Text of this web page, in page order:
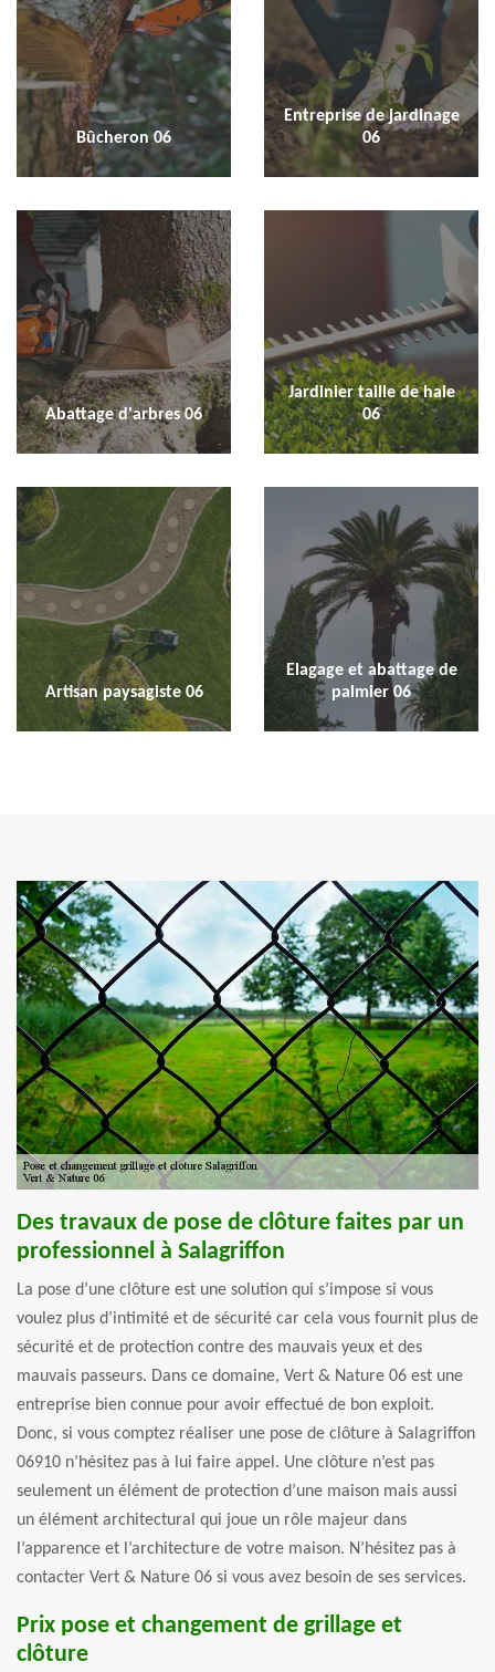
Bûcheron 06
Entreprise de jardinage
06
Abattage d'arbres 06
Jardinier taille de haie
06
Artisan paysagiste 06
Elagage et abattage de
palmier 06
Des travaux de pose de clôture faites par un
professionnel à Salagriffon
La pose d’une clôture est une solution qui s’impose si vous
voulez plus d’intimité et de sécurité car cela vous fournit plus de
sécurité et de protection contre des mauvais yeux et des
mauvais passeurs. Dans ce domaine, Vert & Nature 06 est une
entreprise bien connue pour avoir effectué de bon exploit.
Donc, si vous comptez réaliser une pose de clôture à Salagriffon
06910 n’hésitez pas à lui faire appel. Une clôture n’est pas
seulement un élément de protection d’une maison mais aussi
un élément architectural qui joue un rôle majeur dans
l’apparence et l’architecture de votre maison. N’hésitez pas à
contacter Vert & Nature 06 si vous avez besoin de ses services.
Prix pose et changement de grillage et
clôture